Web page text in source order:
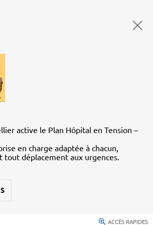
active le Plan Hôpital en Tension –
en charge adaptée à chacun,
tout déplacement aux urgences.
ACCÈS RAPIDES